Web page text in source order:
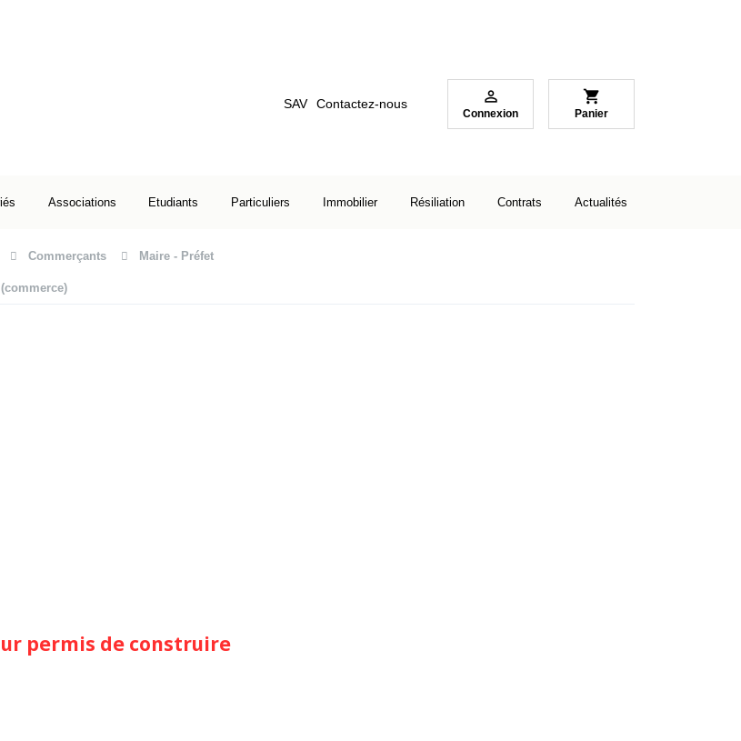
SAV Contactez-nous 
Connexion
shopping_cart
Panier
Associations Etudiants Particuliers Immobilier Résiliation Contrats Actualités
Commerçants Maire - Préfet
permis de construire